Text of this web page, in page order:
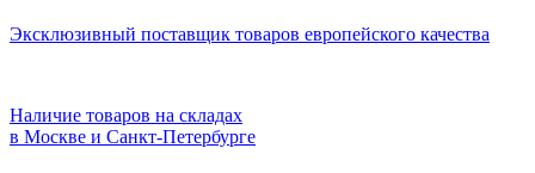
Эксклюзивный поставщик товаров европейского качества
Наличие товаров на складах
в Москве и Санкт-Петербурге